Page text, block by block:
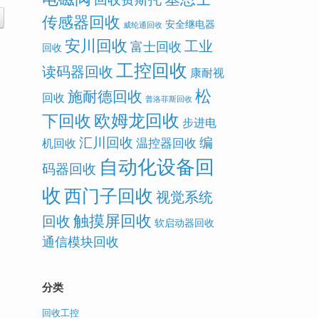
传感器回收 威纶通回收 安全继电器
回收 安川回收 富士回收 工业
读码器回收工控回收 康耐视
回收 施耐德回收 普洛菲斯回收 松
下回收欧姆龙回收 步进电
机回收 汇川回收 温控器回收 编
码器回收 自动化设备回
收西门子回收视觉系统
回收触摸屏回收 软启动器回收
通信模块回收
分类
回收工控